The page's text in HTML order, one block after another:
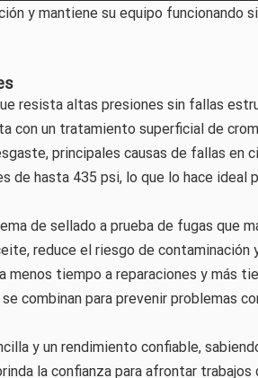
y mantiene su equipo funcionando
resista altas presiones sin fallas
con un tratamiento superficial de
principales causas de fallas en
de hasta 435 psi, lo que lo hace
de sellado a prueba de fugas que
reduce el riesgo de contaminación
menos tiempo a reparaciones y más
combinan para prevenir problemas
y un rendimiento confiable,
la confianza para afrontar